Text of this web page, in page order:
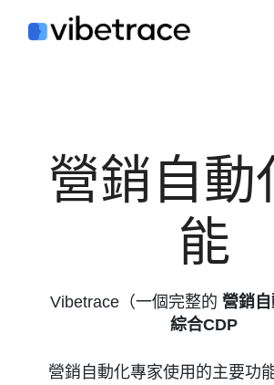
營銷自動
能
Vibetrace（一個完整的 營銷
綜合CDP
營銷自動化專家使用的主要功